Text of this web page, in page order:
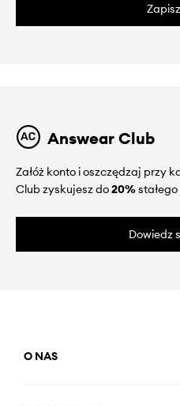
Answear Club
Załóż konto i oszczędzaj przy
Club zyskujesz do20%
Dowiedz
O NAS